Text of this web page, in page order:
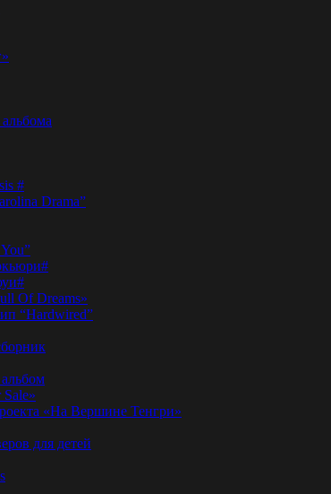
#
Drama”
Of Dreams»
“Hardwired”
«На Вершине Тенгри»
для детей